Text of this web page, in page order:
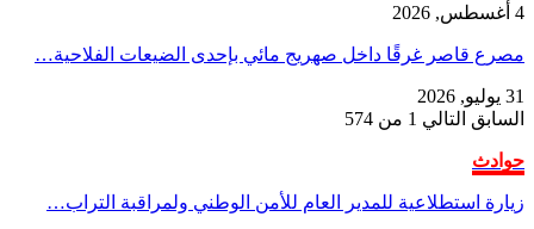
4 أغسطس, 2026
مصرع قاصر غرقًا داخل صهريج مائي بإحدى الضيعات الفلاحية…
31 يوليو, 2026
السابق التالي 1 من 574
حوادث
زيارة استطلاعية للمدير العام للأمن الوطني ولمراقبة التراب…